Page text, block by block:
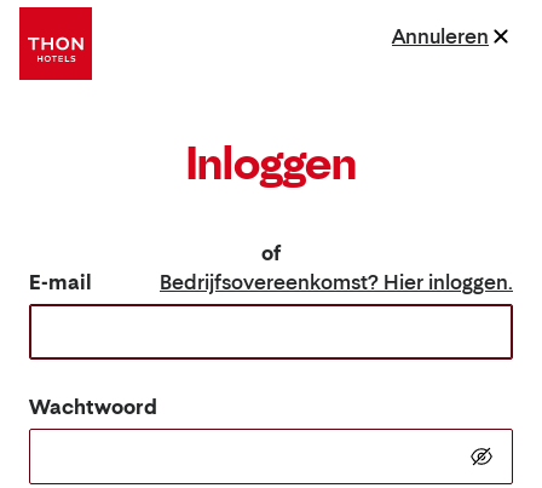
Inloggen
of
E-mail
Bedrijfsovereenkomst? Hier inloggen.
Wachtwoord
Annuleren